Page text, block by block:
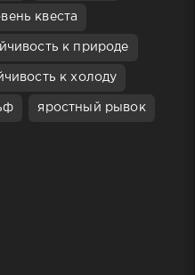
квеста
к природе
к холоду
яростный рывок